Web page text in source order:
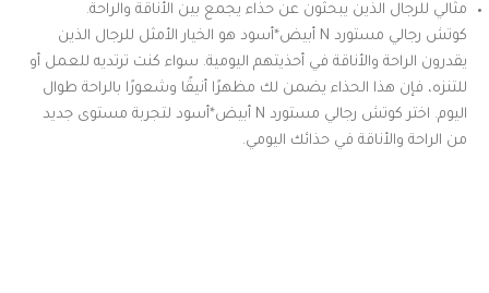
مثالي للرجال الذين يبحثون عن حذاء يجمع بين الأناقة والراحة.
كوتش رجالي مستورد N أبيض*أسود هو الخيار الأمثل للرجال الذين
يقدرون الراحة والأناقة في أحذيتهم اليومية. سواء كنت ترتديه للعمل أو
للتنزه، فإن هذا الحذاء يضمن لك مظهرًا أنيقًا وشعورًا بالراحة طوال
اليوم. اختر كوتش رجالي مستورد N أبيض*أسود لتجربة مستوى جديد
من الراحة والأناقة في حذائك اليومي.